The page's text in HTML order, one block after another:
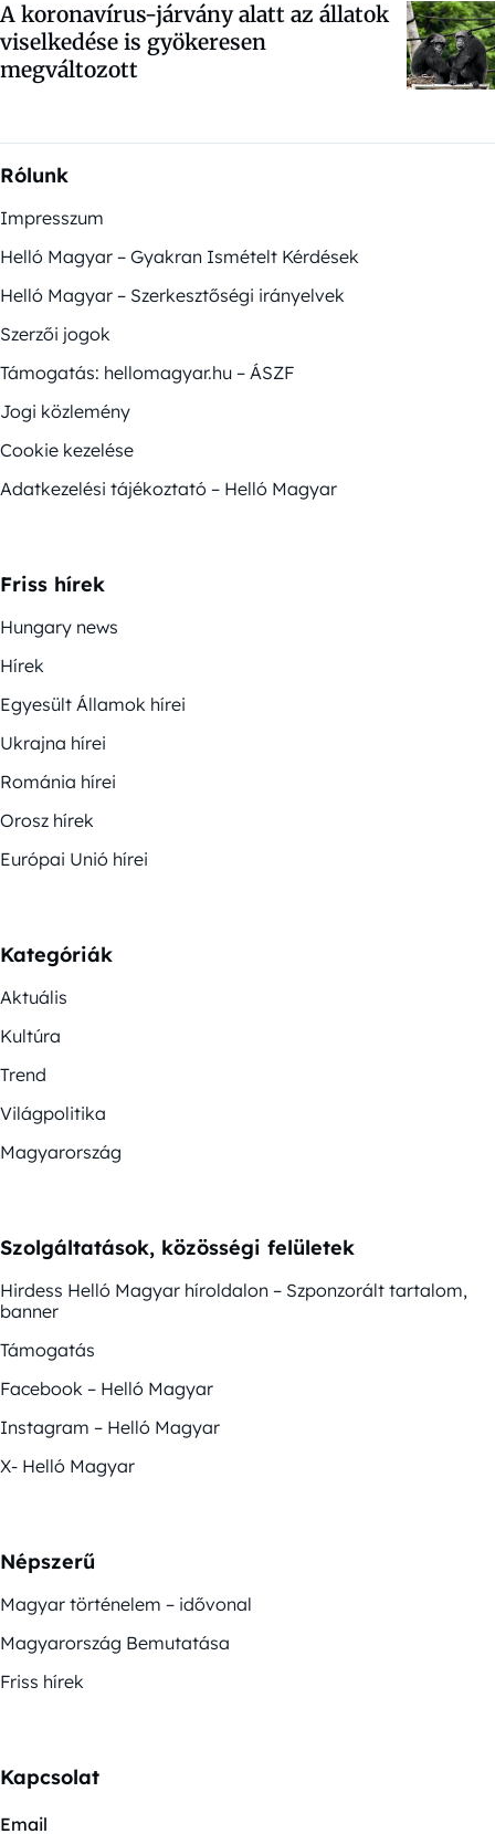
A koronavírus-járvány alatt az állatok
viselkedése is gyökeresen
megváltozott
Rólunk
Impresszum
Helló Magyar – Gyakran Ismételt Kérdések
Helló Magyar – Szerkesztőségi irányelvek
Szerzői jogok
Támogatás: hellomagyar.hu – ÁSZF
Jogi közlemény
Cookie kezelése
Adatkezelési tájékoztató – Helló Magyar
Friss hírek
Hungary news
Hírek
Egyesült Államok hírei
Ukrajna hírei
Románia hírei
Orosz hírek
Európai Unió hírei
Kategóriák
Aktuális
Kultúra
Trend
Világpolitika
Magyarország
Szolgáltatások, közösségi felületek
Hirdess Helló Magyar híroldalon – Szponzorált tartalom,
banner
Támogatás
Facebook – Helló Magyar
Instagram – Helló Magyar
X- Helló Magyar
Népszerű
Magyar történelem – idővonal
Magyarország Bemutatása
Friss hírek
Kapcsolat
Email